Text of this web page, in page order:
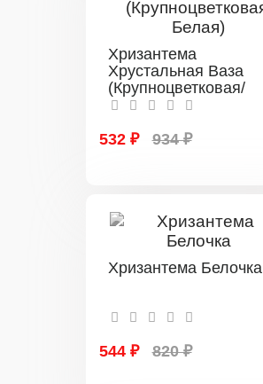
Хризантема
Хрустальная Ваза
(Крупноцветковая/
Белая)
532 ₽
934 ₽
Хризантема Белочка
544 ₽ 820 ₽